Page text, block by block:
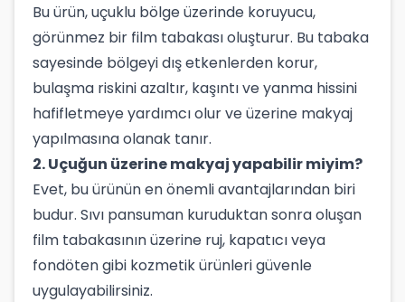
Bu ürün, uçuklu bölge üzerinde koruyucu,
görünmez bir film tabakası oluşturur. Bu tabaka
sayesinde bölgeyi dış etkenlerden korur,
bulaşma riskini azaltır, kaşıntı ve yanma hissini
hafifletmeye yardımcı olur ve üzerine makyaj
yapılmasına olanak tanır.
2. Uçuğun üzerine makyaj yapabilir miyim?
Evet, bu ürünün en önemli avantajlarından biri
budur. Sıvı pansuman kuruduktan sonra oluşan
film tabakasının üzerine ruj, kapatıcı veya
fondöten gibi kozmetik ürünleri güvenle
uygulayabilirsiniz.